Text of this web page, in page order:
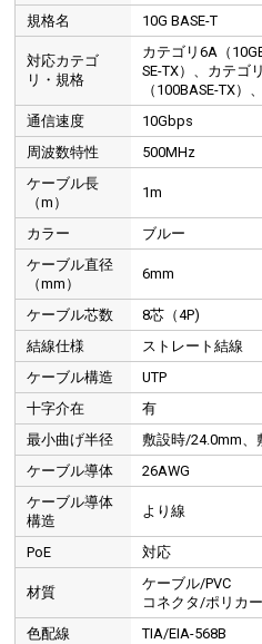
規格名
10G BASE-T
対応カテゴ
リ・規格
カテゴリ6A（
SE-TX）、カテゴ
（100BASE-TX
通信速度
10Gbps
周波数特性
500MHz
ケーブル長
（m）
1m
カラー
ブルー
ケーブル直径
（mm）
6mm
ケーブル芯数
8芯（4P)
結線仕様
ストレート結線
ケーブル構造
UTP
十字介在
有
最小曲げ半径
敷設時/24.0mm、
ケーブル導体
26AWG
ケーブル導体
構造
より線
PoE 対応
材質
ケーブル/PVC
コネクタ/ポリカ
色配線
TIA/EIA-568B